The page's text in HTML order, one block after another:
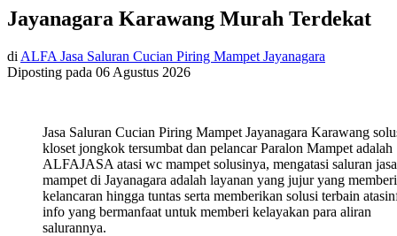
Jayanagara Karawang Murah Terdekat
di ALFA Jasa Saluran Cucian Piring Mampet Jayanagara
Diposting pada 06 Agustus 2026
Jasa Saluran Cucian Piring Mampet Jayanagara Karawang
kloset jongkok tersumbat dan pelancar Paralon Mampet adalah
ALFAJASA atasi wc mampet solusinya, mengatasi saluran jasa
mampet di Jayanagara adalah layanan yang jujur yang
kelancaran hingga tuntas serta memberikan solusi terbain
info yang bermanfaat untuk memberi kelayakan para aliran
salurannya.